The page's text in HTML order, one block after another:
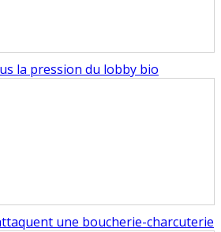
la pression du lobby bio
une boucherie-charcuterie